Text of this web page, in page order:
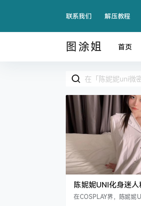
联系我们 解压教程
图涂姐 首页
陈妮妮UNI化身迷
力难挡
在COSPLAY界，陈妮妮